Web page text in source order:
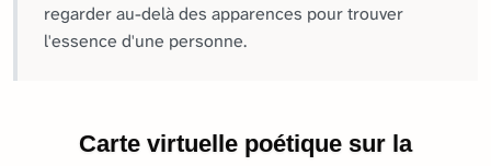
regarder au-delà des apparences pour trouver
l'essence d'une personne.
Carte virtuelle poétique sur la